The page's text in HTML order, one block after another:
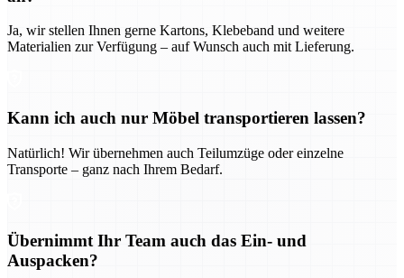
Ja, wir stellen Ihnen gerne Kartons, Klebeband und weitere
Materialien zur Verfügung – auf Wunsch auch mit Lieferung.
Kann ich auch nur Möbel transportieren lassen?
Natürlich! Wir übernehmen auch Teilumzüge oder einzelne
Transporte – ganz nach Ihrem Bedarf.
Übernimmt Ihr Team auch das Ein- und
Auspacken?